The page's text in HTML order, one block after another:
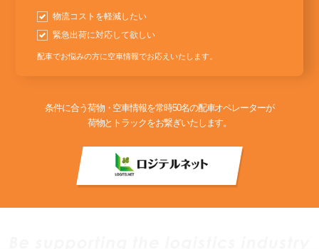
物流コストを軽減したい
緊急出荷に対応して欲しい
配車でお悩みの方に空車情報でお応えいたします。
条件に合う荷物・空車情報を常時50名の配車オペレーターが
荷物とトラックをお繋ぎいたします。